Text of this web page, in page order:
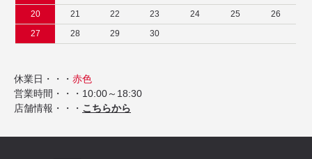
20
21 22 23 24 25
26
27
28 29 30
休業日・・・ 赤色
営業時間・・・10:00～18:30
店舗情報・・・ こちらから